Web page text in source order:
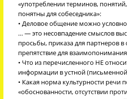
«употреблении терминов,
понятны для собеседника»:
• Деловое общение можно условно
… — это несовпадение смыслов
просьбы, приказа для партнеров
препятствие для
• Что из перечисленного НЕ
информации в устной
• Какая норма культурности речи
«обоснованности, отсутствии